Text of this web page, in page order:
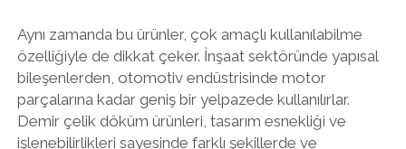
Aynı zamanda bu ürünler, çok amaçlı kullanılabilme
özelliğiyle de dikkat çeker. İnşaat sektöründe yapısal
bileşenlerden, otomotiv endüstrisinde motor
parçalarına kadar geniş bir yelpazede kullanılırlar.
Demir çelik döküm ürünleri, tasarım esnekliği ve
işlenebilirlikleri sayesinde farklı şekillerde ve